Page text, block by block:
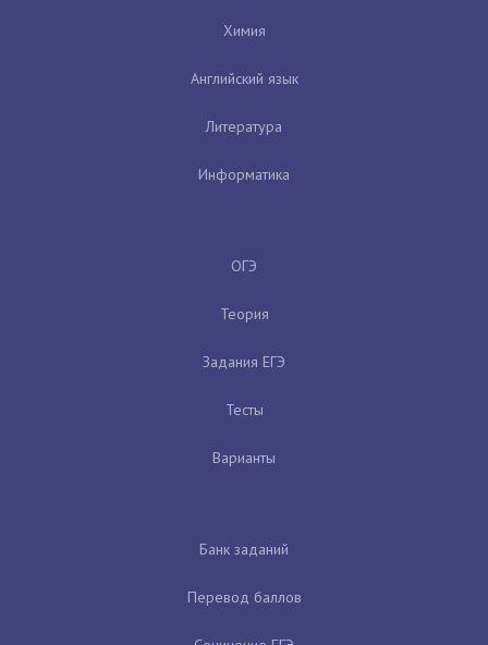
Химия
Английский язык
Литература
Информатика
ОГЭ
Теория
Задания ЕГЭ
Тесты
Варианты
Банк заданий
Перевод баллов